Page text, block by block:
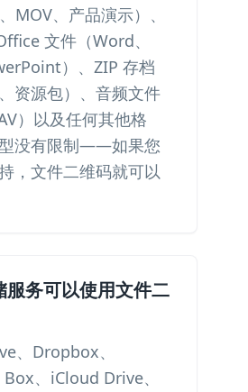
MOV、产品演示）、
文件（Word、
）、ZIP 存档
资源包）、音频文件
）以及任何其他格
没有限制——如果您
，文件二维码就可以
服务可以使用文件二
、Dropbox、
、iCloud Drive、